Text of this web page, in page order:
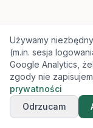
Używamy
(m.in. sesja
Google Analytics,
zgody nie
prywatności
Odrzucam